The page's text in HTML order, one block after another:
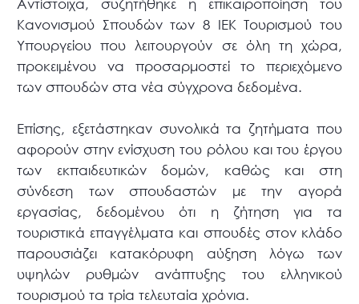
Κανονισμού Σπουδών των 8 ΙΕΚ Τουρισμού του
Υπουργείου που λειτουργούν σε όλη τη χώρα,
προκειμένου να προσαρμοστεί το περιεχόμενο
των σπουδών στα νέα σύγχρονα δεδομένα.
Επίσης, εξετάστηκαν συνολικά τα ζητήματα που
αφορούν στην ενίσχυση του ρόλου και του έργου
των εκπαιδευτικών δομών, καθώς και στη
σύνδεση των σπουδαστών με την αγορά
εργασίας, δεδομένου ότι η ζήτηση για τα
τουριστικά επαγγέλματα και σπουδές στον κλάδο
παρουσιάζει κατακόρυφη αύξηση λόγω των
υψηλών ρυθμών ανάπτυξης του ελληνικού
τουρισμού τα τρία τελευταία χρόνια.